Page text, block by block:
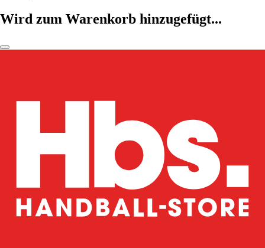
Wird zum Warenkorb hinzugefügt...